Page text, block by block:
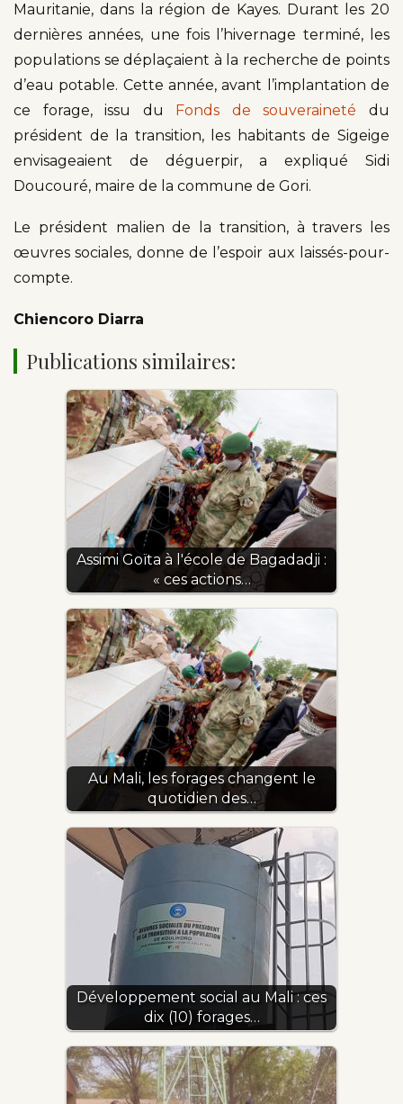
Mauritanie, dans la région de Kayes. Durant les 20
dernières années, une fois l’hivernage terminé, les
populations se déplaçaient à la recherche de points
d’eau potable. Cette année, avant l’implantation de
ce forage, issu du Fonds de souveraineté du
président de la transition, les habitants de Sigeige
envisageaient de déguerpir, a expliqué Sidi
Doucouré, maire de la commune de Gori.
Le président malien de la transition, à travers les
œuvres sociales, donne de l’espoir aux laissés-pour-
compte.
Chiencoro Diarra
Publications similaires:
Assimi Goïta à l'école de Bagadadji :
« ces actions…
Au Mali, les forages changent le
quotidien des…
Développement social au Mali : ces
dix (10) forages…